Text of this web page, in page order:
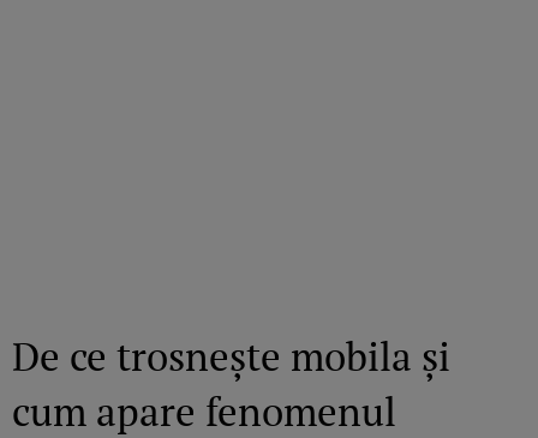
De ce trosnește mobila și
cum apare fenomenul